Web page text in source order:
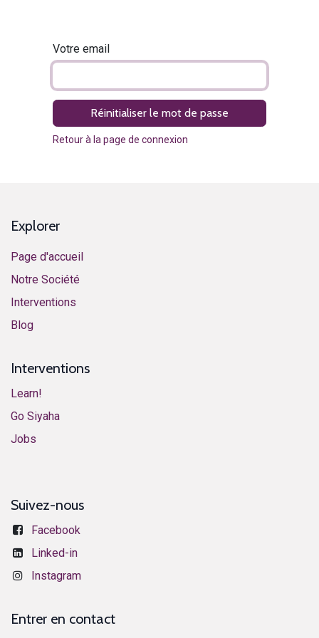
Votre email
Réinitialiser le mot de passe
Retour à la page de connexion
Explorer
Page d'accueil
Notre Société
Interventions
​Blog​
Interventions
Learn!
​​​​​​G​o ​S​i​y​aha​
​​​​​​J​o​bs​​
Suivez-nous
Facebook
​​​​​​​​​L​i​n​k​e​d​-​i​n
Instagram
Entrer en contact